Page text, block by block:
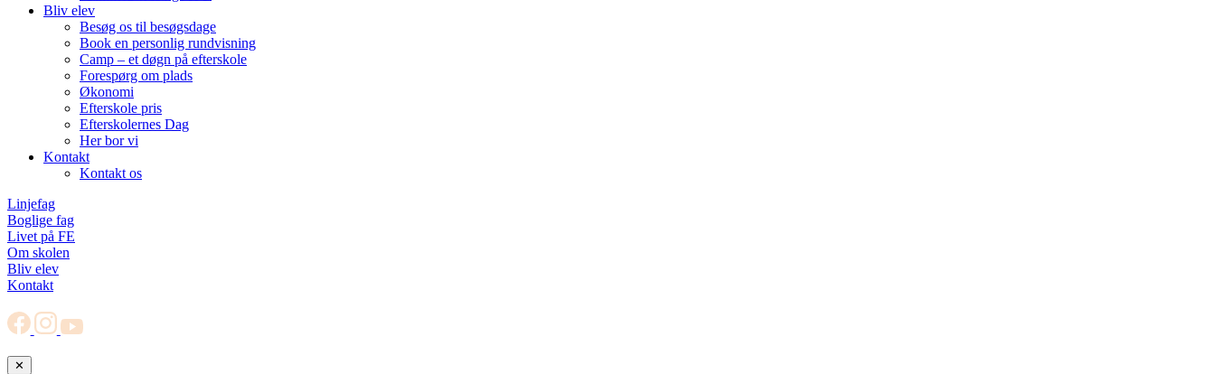
Bliv elev
Besøg os til besøgsdage
Book en personlig rundvisning
Camp – et døgn på efterskole
Forespørg om plads
Økonomi
Efterskole pris
Efterskolernes Dag
Her bor vi
Kontakt
Kontakt os
Linjefag
Boglige fag
Livet på FE
Om skolen
Bliv elev
Kontakt
✕